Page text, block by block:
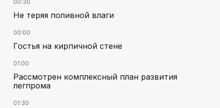
00:30
Не теряя поливной влаги
00:00
Гостья на кирпичной стене
01:00
Рассмотрен комплексный план развития
легпрома
01:30